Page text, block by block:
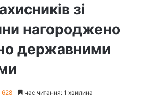
зі
нагороджено
державними
628 час читання: 1 хвилина